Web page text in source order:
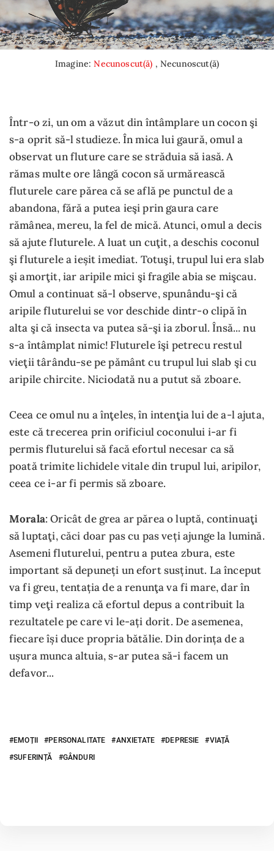
Imagine:Necunoscut(ă) , Necunoscut(ă)
Într-o zi, un om a văzut din întâmplare un cocon şi
s-a oprit să-l studieze. În mica lui gaură, omul a
observat un fluture care se străduia să iasă. A
rămas multe ore lângă cocon să urmărească
fluturele care părea că se află pe punctul de a
abandona, fără a putea ieşi prin gaura care
rămânea, mereu, la fel de mică. Atunci, omul a decis
să ajute fluturele. A luat un cuţit, a deschis coconul
şi fluturele a ieșit imediat. Totuşi, trupul lui era slab
şi amorţit, iar aripile mici şi fragile abia se mişcau.
Omul a continuat să-l observe, spunându-şi că
aripile fluturelui se vor deschide dintr-o clipă în
alta şi că insecta va putea să-şi ia zborul. Însă... nu
s-a întâmplat nimic! Fluturele îşi petrecu restul
vieţii târându-se pe pământ cu trupul lui slab şi cu
aripile chircite. Niciodată nu a putut să zboare.
Ceea ce omul nu a înţeles, în intenţia lui de a-l ajuta,
este că trecerea prin orificiul coconului i-ar fi
permis fluturelui să facă efortul necesar ca să
poată trimite lichidele vitale din trupul lui, aripilor,
ceea ce i-ar fi permis să zboare.
Morala: Oricât de grea ar părea o luptă, continuaţi
să luptaţi, căci doar pas cu pas veți ajunge la lumină.
Asemeni fluturelui, pentru a putea zbura, este
important să depuneți un efort susținut. La început
va fi greu, tentația de a renunţa va fi mare, dar în
timp veţi realiza că efortul depus a contribuit la
rezultatele pe care vi le-ați dorit. De asemenea,
fiecare își duce propria bătălie. Din dorința de a
ușura munca altuia, s-ar putea să-i facem un
defavor...
EMOȚII PERSONALITATE ANXIETATE DEPRESIE
VIAȚĂ
SUFERINȚĂ
GÂNDURI